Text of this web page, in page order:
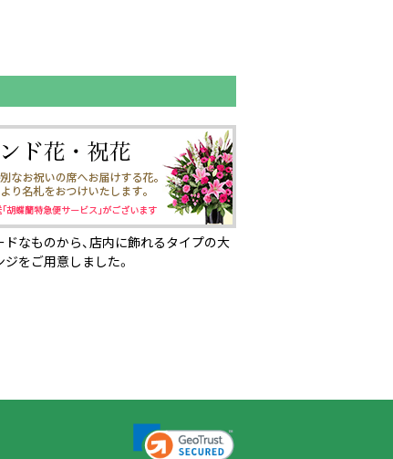
ドなものから、店内に飾れるタイプの大
をご用意しました。